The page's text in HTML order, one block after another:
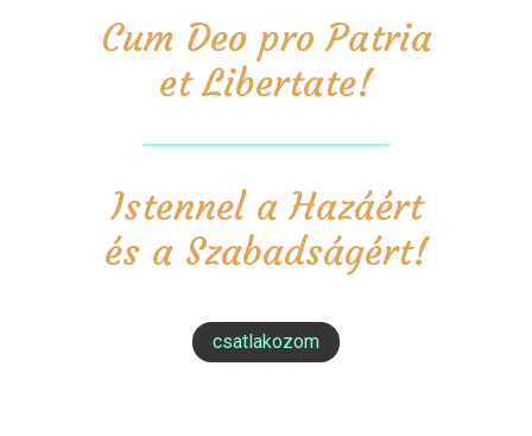
Cum Deo pro Patria
et Libertate!
Istennel a Hazáért
és a Szabadságért!
csatlakozom